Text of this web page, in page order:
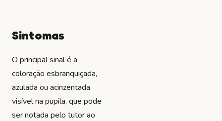
Sintomas
O principal sinal é a
coloração esbranquiçada,
azulada ou acinzentada
visível na pupila, que pode
ser notada pelo tutor ao